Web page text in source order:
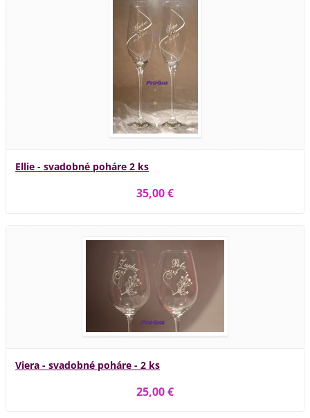
Ellie - svadobné poháre 2 ks
35,00 €
Viera - svadobné poháre - 2 ks
25,00 €